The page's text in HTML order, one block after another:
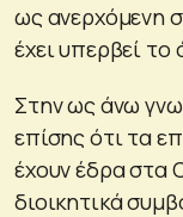
ως ανερχόμενη
έχει υπερβεί το
Στην ως άνω
επίσης ότι τα
έχουν έδρα στα
διοικητικά